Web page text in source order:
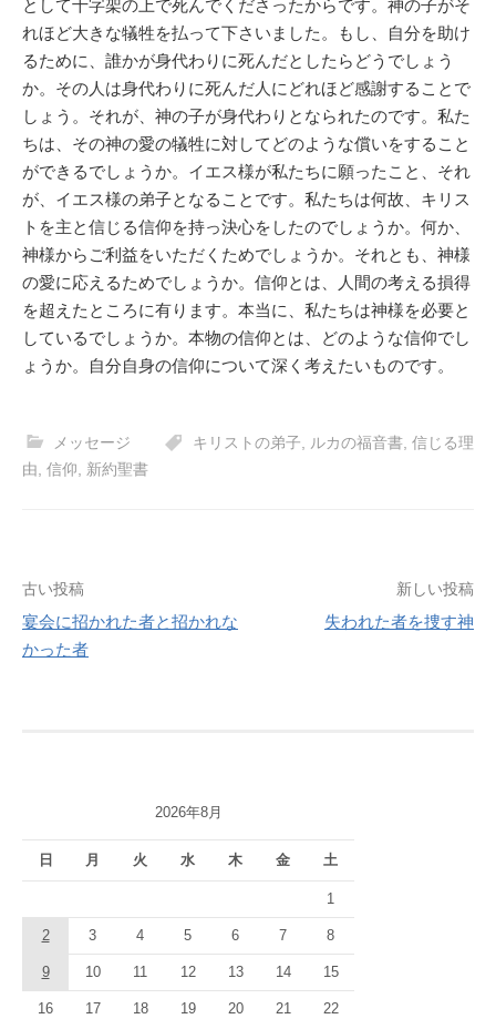
として十字架の上で死んでくださったからです。神の子がそ
れほど大きな犠牲を払って下さいました。もし、自分を助け
るために、誰かが身代わりに死んだとしたらどうでしょう
か。その人は身代わりに死んだ人にどれほど感謝することで
しょう。それが、神の子が身代わりとなられたのです。私た
ちは、その神の愛の犠牲に対してどのような償いをすること
ができるでしょうか。イエス様が私たちに願ったこと、それ
が、イエス様の弟子となることです。私たちは何故、キリス
トを主と信じる信仰を持っ決心をしたのでしょうか。何か、
神様からご利益をいただくためでしょうか。それとも、神様
の愛に応えるためでしょうか。信仰とは、人間の考える損得
を超えたところに有ります。本当に、私たちは神様を必要と
しているでしょうか。本物の信仰とは、どのような信仰でし
ょうか。自分自身の信仰について深く考えたいものです。
メッセージ キリストの弟子 ルカの福音書 信じる理
由, 信仰, 新約聖書
投
稿
シ
ョ
ン
古い投稿
宴会に招かれた者と招かれな
かった者
新しい投稿
失われた者を捜す神
2026年8月
日 月 火 水 木 金 土
1
2 3 4 5 6 7 8
9 10 11 12 13 14 15
16 17 18 19 20 21 22